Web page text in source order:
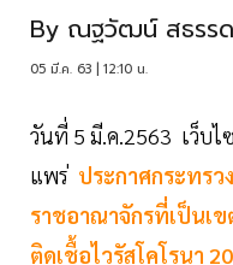
By ณฐวัฒน์ สธรร
05 มี.ค. 63 | 12:10 น.
วันที่ 5 มี.ค.2563 เว็บไ
แพร่ ประกาศกระทรว
ราชอาณาจักรที่เป็นเ
ติดเชื้อไวรัสโคโรนา